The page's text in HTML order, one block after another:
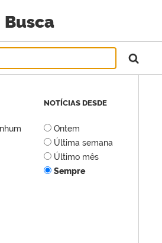
Busca
NOTÍCIAS DESDE
Ontem
Última semana
Último mês
Sempre